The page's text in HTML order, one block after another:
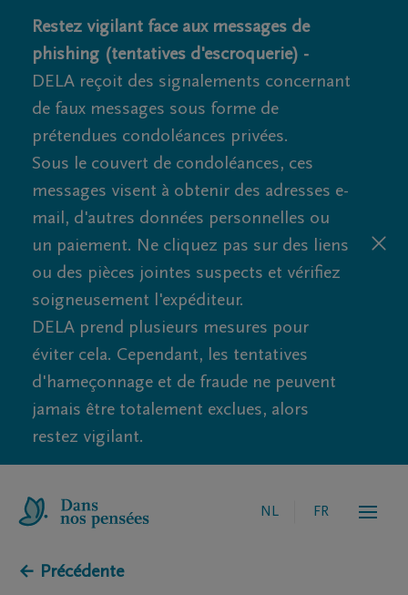
Restez vigilant face aux messages de
phishing (tentatives d'escroquerie) -
DELA reçoit des signalements concernant
de faux messages sous forme de
prétendues condoléances privées.
Sous le couvert de condoléances, ces
messages visent à obtenir des adresses e-
mail, d'autres données personnelles ou
un paiement. Ne cliquez pas sur des liens
ou des pièces jointes suspects et vérifiez
soigneusement l'expéditeur.
DELA prend plusieurs mesures pour
éviter cela. Cependant, les tentatives
d'hameçonnage et de fraude ne peuvent
jamais être totalement exclues, alors
restez vigilant.
NL FR
← Précédente